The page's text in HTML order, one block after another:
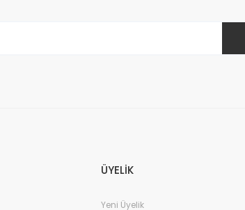
ÜYELİK
Yeni Üyelik